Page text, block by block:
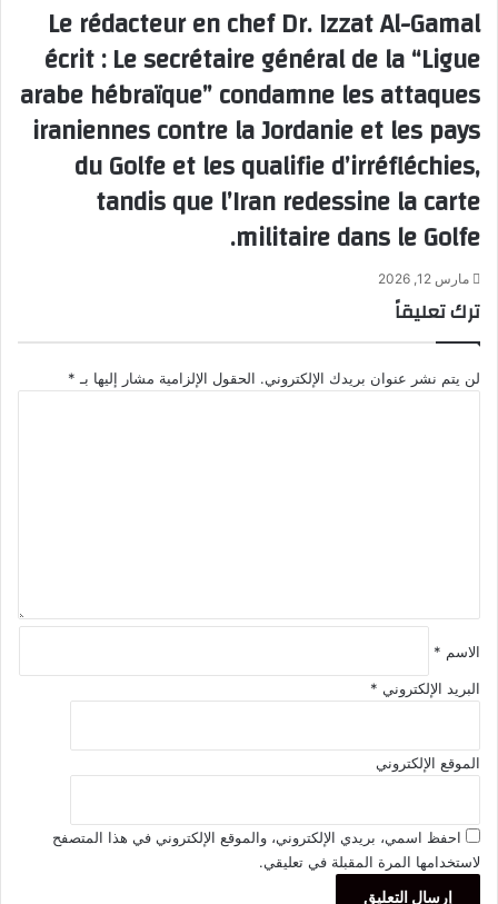
Le rédacteur en chef Dr. Izzat Al-Gamal
écrit : Le secrétaire général de la “Ligue
arabe hébraïque” condamne les attaques
iraniennes contre la Jordanie et les pays
du Golfe et les qualifie d’irréfléchies,
tandis que l’Iran redessine la carte
militaire dans le Golfe.
مارس 12, 2026
ترك تعليقاً
لن يتم نشر عنوان بريدك الإلكتروني. الحقول الإلزامية مشار إليها بـ *
الاسم *
البريد الإلكتروني *
الموقع الإلكتروني
احفظ اسمي، بريدي الإلكتروني، والموقع الإلكتروني في هذا المتصفح
لاستخدامها المرة المقبلة في تعليقي.